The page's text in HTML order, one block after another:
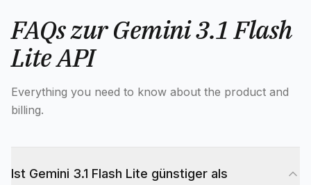
FAQs zur Gemini 3.1 Flash
Lite API
Everything you need to know about the product and
billing.
Ist Gemini 3.1 Flash Lite günstiger als